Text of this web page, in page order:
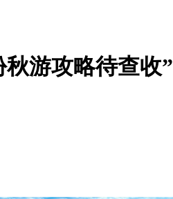
游攻略待查收”